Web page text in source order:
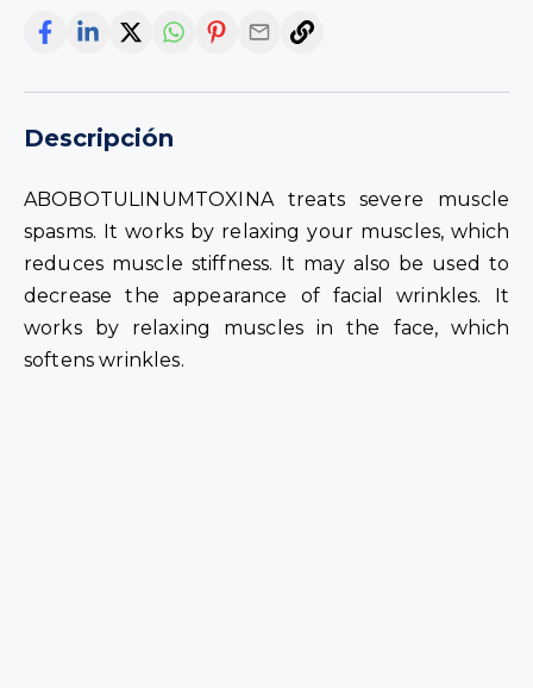
Descripción
ABOBOTULINUMTOXINA treats severe muscle
spasms. It works by relaxing your muscles, which
reduces muscle stiffness. It may also be used to
decrease the appearance of facial wrinkles. It
works by relaxing muscles in the face, which
softens wrinkles.